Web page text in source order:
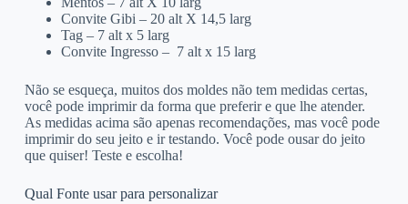
Convite Gibi – 20 alt X 14,5 larg
Tag – 7 alt x 5 larg
Convite Ingresso – 7 alt x 15 larg
Não se esqueça, muitos dos moldes não tem medidas certas,
você pode imprimir da forma que preferir e que lhe atender.
As medidas acima são apenas recomendações, mas você pode
imprimir do seu jeito e ir testando. Você pode ousar do jeito
que quiser! Teste e escolha!
Qual Fonte usar para personalizar